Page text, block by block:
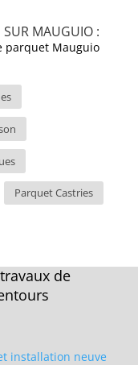
SUR MAUGUIO :
Parquet Castries
de
installation neuve